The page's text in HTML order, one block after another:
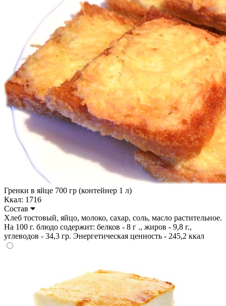
Гренки в яйце 700 гр (контейнер 1 л)
Ккал: 1716
Состав
Хлеб тостовый, яйцо, молоко, сахар, соль, масло растительное.
На 100 г. блюдо содержит: белков - 8 г ., жиров - 9,8 г.,
углеводов - 34,3 гр. Энергетическая ценность - 245,2 ккал